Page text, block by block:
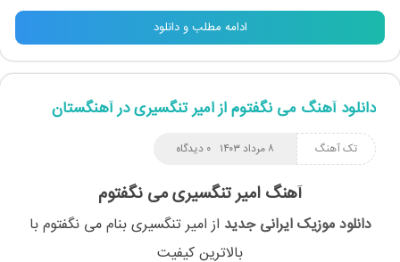
ادامه مطلب و دانلود
دانلود آهنگ می نگفتوم از امیر تنگسیری در آهنگستان
تک آهنگ ۰ دیدگاه ۸ مرداد ۱۴۰۳
آهنگ امیر تنگسیری می نگفتوم
دانلود موزیک ایرانی جدید ازامیر تنگسیریبناممی نگفتومبا
بالاترین کیفیت